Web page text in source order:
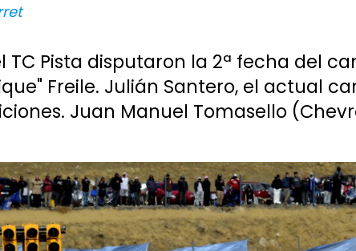
TC Pista disputaron la 2ª fecha del
Freile. Julián Santero, el actual
Juan Manuel Tomasello